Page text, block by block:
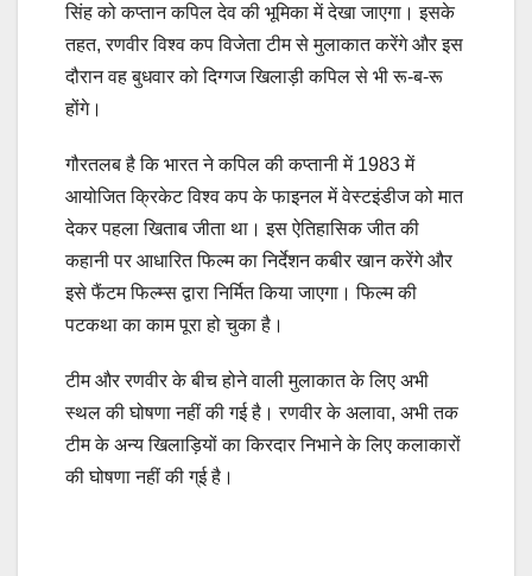
सिंह को कप्तान कपिल देव की भूमिका में देखा जाएगा। इसके
तहत, रणवीर विश्व कप विजेता टीम से मुलाकात करेंगे और इस
दौरान वह बुधवार को दिग्गज खिलाड़ी कपिल से भी रू-ब-रू
होंगे।
गौरतलब है कि भारत ने कपिल की कप्तानी में 1983 में
आयोजित क्रिकेट विश्व कप के फाइनल में वेस्टइंडीज को मात
देकर पहला खिताब जीता था। इस ऐतिहासिक जीत की
कहानी पर आधारित फिल्म का निर्देशन कबीर खान करेंगे और
इसे फैंटम फिल्म्स द्वारा निर्मित किया जाएगा। फिल्म की
पटकथा का काम पूरा हो चुका है।
टीम और रणवीर के बीच होने वाली मुलाकात के लिए अभी
स्थल की घोषणा नहीं की गई है। रणवीर के अलावा, अभी तक
टीम के अन्य खिलाड़ियों का किरदार निभाने के लिए कलाकारों
की घोषणा नहीं की ग्ई है।